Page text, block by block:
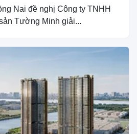
Nai đề nghị Công ty TNHH
Tường Minh giải...